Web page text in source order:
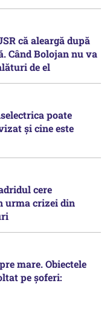
că aleargă după
Când Bolojan nu va
de el
poate
și cine este
cere
urma crizei din
mare. Obiectele
pe șoferi: